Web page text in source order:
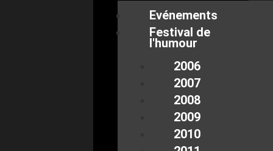
Evénements
Festival de
l'humour
2006
2007
2008
2009
2010